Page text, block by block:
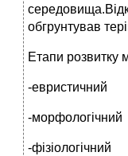
обгрунтував
Етапи розвитку
-евристичний
-морфологічний
-фізіологічний